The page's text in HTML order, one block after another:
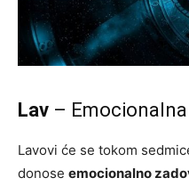
Lav –
Lavovi će se tokom
donose emocionalno